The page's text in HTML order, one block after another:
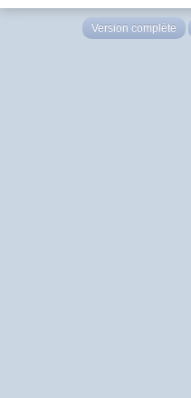
Version complète